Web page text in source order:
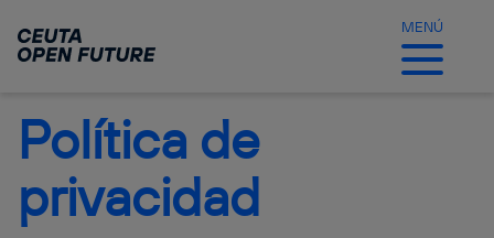
contenido
principal
MENÚ
Política de
privacidad